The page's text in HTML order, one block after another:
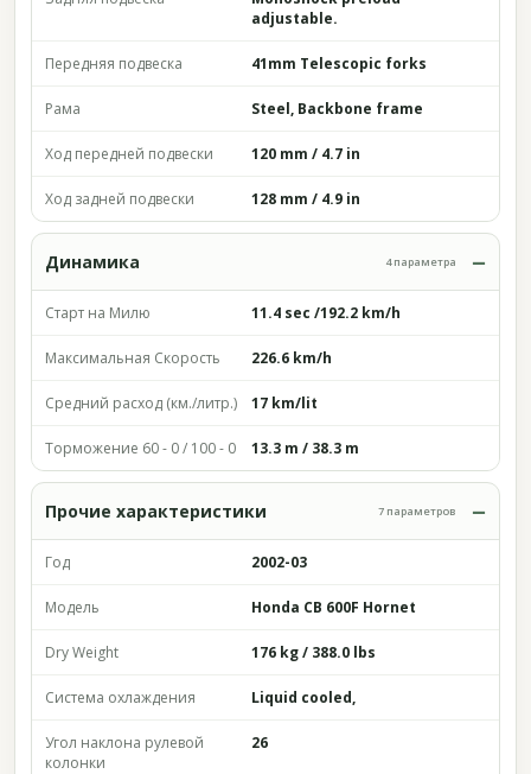
adjustable.
Передняя подвеска 41mm Telescopic forks
Рама Steel, Backbone frame
Ход передней подвески 120 mm / 4.7 in
Ход задней подвески 128 mm / 4.9 in
Динамика 4 параметра
Старт на Милю 11.4 sec /192.2 km/h
Максимальная Скорость 226.6 km/h
Средний расход (км./литр.) 17 km/lit
Торможение 60 - 0 / 100 - 0 13.3 m / 38.3 m
Прочие характеристики 7 параметров
Год 2002-03
Модель Honda CB 600F Hornet
Dry Weight 176 kg / 388.0 lbs
Система охлаждения Liquid cooled,
Угол наклона рулевой
колонки
26